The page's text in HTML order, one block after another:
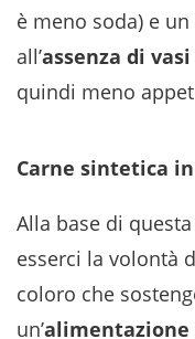
è meno soda) e
all’assenza di
quindi meno
Carne sintetica
Alla base di
esserci la volontà
coloro che
un’alimentazione